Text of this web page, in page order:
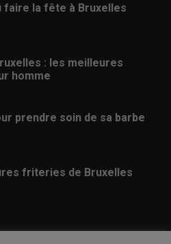
faire la fête à Bruxelles
: les meilleures
homme
prendre soin de sa barbe
friteries de Bruxelles